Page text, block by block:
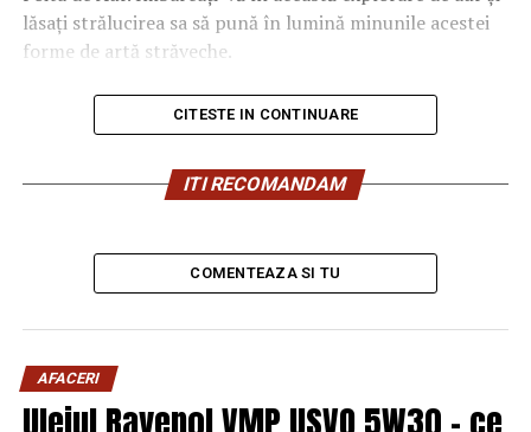
lăsați strălucirea sa să pună în lumină minunile acestei
forme de artă străveche.
Pentru a înțelege pe deplin istoria și simbolistica
o privire asupra originilor și utilizărilor sale îndelungate.
Încă din vechime, oamenii au fost fascinați de strălucirea
Originea istorică a „Foitei de Aur”
CITESTE IN CONTINUARE
ITI RECOMANDAM
COMENTEAZA SI TU
AFACERI